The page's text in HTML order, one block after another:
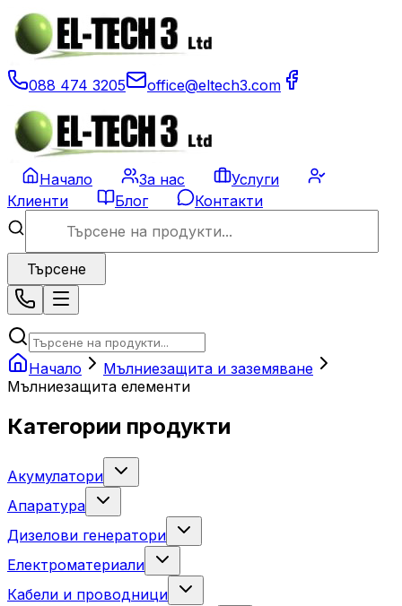
088 474 3205 office@eltech3.com
Начало За нас
Услуги
Клиенти
Блог Контакти
Търсене
Начало
Мълниезащита и заземяване
Мълниезащита елементи
Категории продукти
Акумулатори
Апаратура
Дизелови генератори
Електроматериали
Кабели и проводници